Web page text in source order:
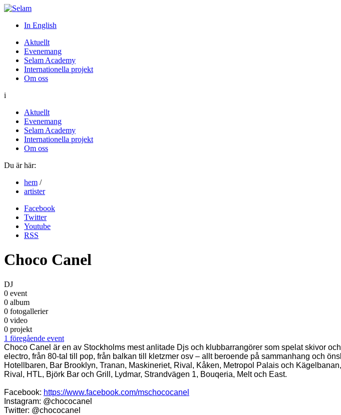
In English
Aktuellt
Evenemang
Selam Academy
Internationella projekt
Om oss
i
Aktuellt
Evenemang
Selam Academy
Internationella projekt
Om oss
Du är här:
hem /
artister
Facebook
Twitter
Youtube
RSS
Choco Canel
DJ
0 event
0 album
0 fotogallerier
0 video
0 projekt
1 föregående event
Choco Canel är en av Stockholms mest anlitade Djs och klubbarrangörer som spelat skivor
electro, från 80-tal till pop, från balkan till kletzmer osv – allt beroende på sammanhang och
Hotellbaren, Bar Brooklyn, Tranan, Maskineriet, Rival, Kåken, Metropol Palais och
Rival, HTL, Björk Bar och Grill, Lydmar, Strandvägen 1, Bouqeria, Melt och East.
Facebook: https://www.facebook.com/mschococanel
Instagram: @chococanel
Twitter: @chococanel